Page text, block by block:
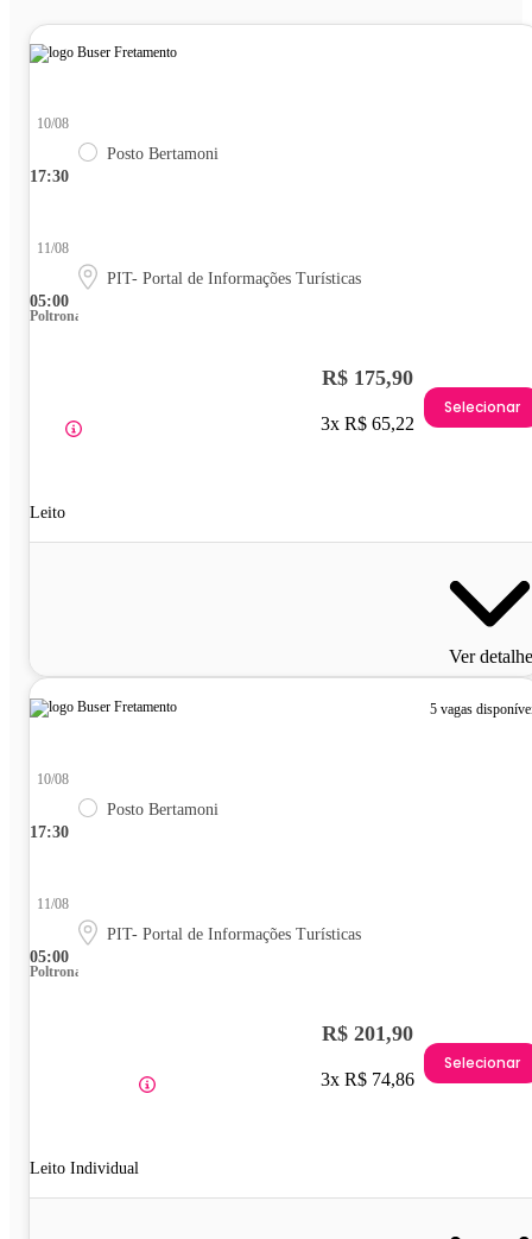
17:30
10/08
Posto Bertamoni
05:00
11/08
PIT- Portal de Informações Turísticas
Poltrona
Leito
R$ 175,90
3x R$ 65,22
Selecionar
Ver
5 vagas
17:30
10/08
Posto Bertamoni
05:00
11/08
PIT- Portal de Informações Turísticas
Poltrona
Leito Individual
R$ 201,90
3x R$ 74,86
Selecionar